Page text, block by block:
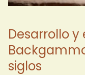
Desarrollo
siglos